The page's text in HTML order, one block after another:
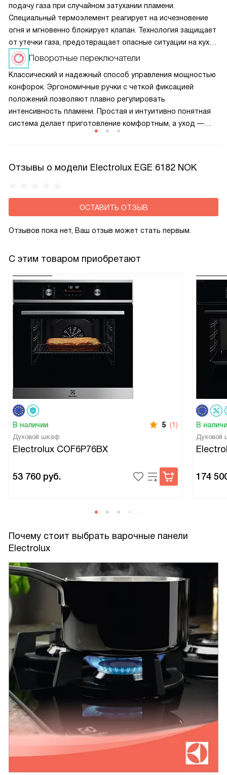
подачу газа при случайном затухании пламени.
Специальный термоэлемент реагирует на исчезновение
огня и мгновенно блокирует клапан. Технология защищает
от утечки газа, предотвращает опасные ситуации на кухне
и обеспечивает спокойствие при готовке
Поворотные переключатели
Классический и надежный способ управления мощностью
конфорок. Эргономичные ручки с четкой фиксацией
положений позволяют плавно регулировать
интенсивность пламени. Простая и интуитивно понятная
система делает приготовление комфортным, а уход —
Отзывы о модели Electrolux EGE 6182 NOK
ОСТАВИТЬ ОТЗЫВ
Отзывов пока нет, Ваш отзыв может стать первым.
С этим товаром приобретают
В наличии 5 (1)
Духовой шкаф
Electrolux COF6P76BX
53 760 руб.
В
Духовой
174
Почему стоит выбрать варочные панели
Electrolux